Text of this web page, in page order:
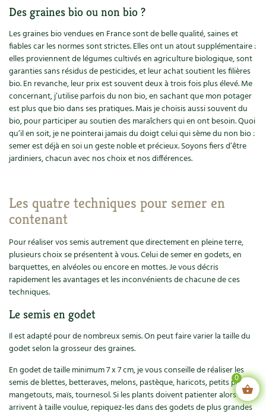
Des graines bio ou non bio ?
Les graines bio vendues en France sont de belle qualité, saines et
fiables car les normes sont strictes. Elles ont un atout supplémentaire :
elles proviennent de légumes cultivés en agriculture biologique, sont
garanties sans résidus de pesticides, et leur achat soutient les filières
bio. En revanche, leur prix est souvent deux à trois fois plus élevé. Me
concernant, j’utilise parfois du non bio, en sachant que mon potager
est plus que bio dans ses pratiques. Mais je choisis aussi souvent du
bio, pour participer au soutien des maraîchers qui en ont besoin. Quoi
qu’il en soit, je ne pointerai jamais du doigt celui qui sème du non bio :
semer est déjà en soi un geste noble et précieux. Soyons fiers d’être
jardiniers, chacun avec nos choix et nos différences.
Les quatre techniques pour semer en
contenant
Pour réaliser vos semis autrement que directement en pleine terre,
plusieurs choix se présentent à vous. Celui de semer en godets, en
barquettes, en alvéoles ou encore en mottes. Je vous décris
rapidement les avantages et les inconvénients de chacune de ces
techniques.
Le semis en godet
Il est adapté pour de nombreux semis. On peut faire varier la taille du
godet selon la grosseur des graines.
En godet de taille minimum 7 x 7 cm, je vous conseille de réaliser les
semis de blettes, betteraves, melons, pastèque, haricots, petits pois,
mangetouts, maïs, tournesol. Si les plants doivent patienter alors qu’ils
arrivent à taille voulue, repiquez-les dans des godets de plus grandes
0